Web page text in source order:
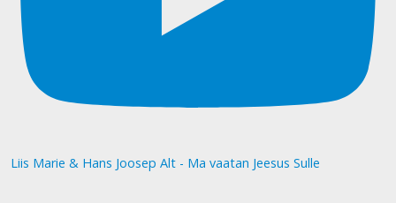
Liis Marie & Hans Joosep Alt - Ma vaatan Jeesus Sulle